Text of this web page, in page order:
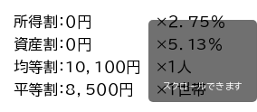
所得割：０円 ×２．75％
資産割：０円
×5．13％
均等割：10，1００円
×１人
平等割：8，5００円
×１世帯
スクロールできます